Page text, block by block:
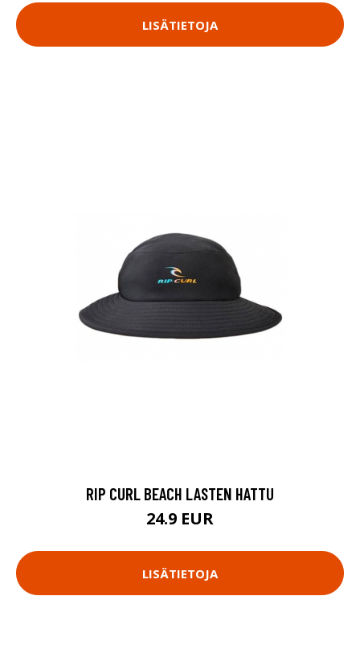
LISÄTIETOJA
RIP CURL BEACH LASTEN HATTU
24.9 EUR
LISÄTIETOJA